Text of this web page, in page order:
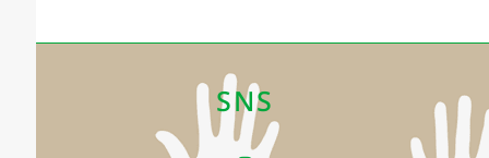
SNS